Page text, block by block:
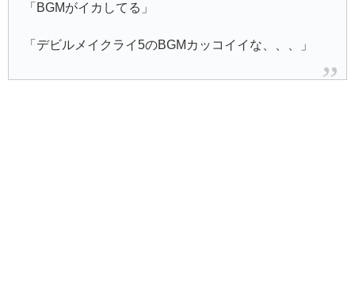
「BGMがイカしてる」
「デビルメイクライ5のBGMカッコイイな、、、」